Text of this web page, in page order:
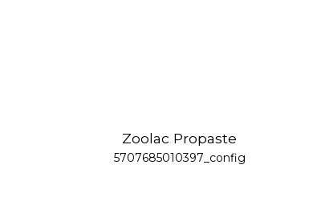
Zoolac Propaste
5707685010397_config